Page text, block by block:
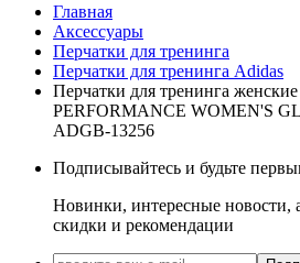
Главная
Аксессуары
Перчатки для тренинга
Перчатки для тренинга Adidas
Перчатки для тренинга
PERFORMANCE WOMEN'S
ADGB-13256
Подписывайтесь и будьте
Новинки, интересные новости,
скидки и рекомендации